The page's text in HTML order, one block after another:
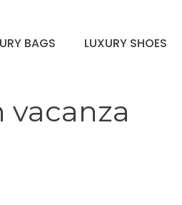
BAGS LUXURY SHOES
vacanza